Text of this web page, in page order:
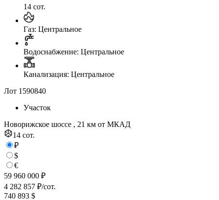
14 сот.
Газ: Центральное
Водоснабжение: Центральное
Канализация: Центральное
Лот 1590840
Участок
Новорижское шоссе , 21 км от МКАД
14 сот.
₽
$
€
59 960 000 ₽
4 282 857 ₽/сот.
740 893 $